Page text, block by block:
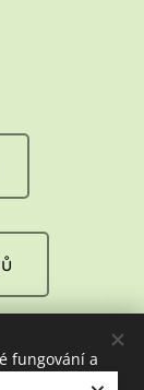
fungování a
zajistit tu